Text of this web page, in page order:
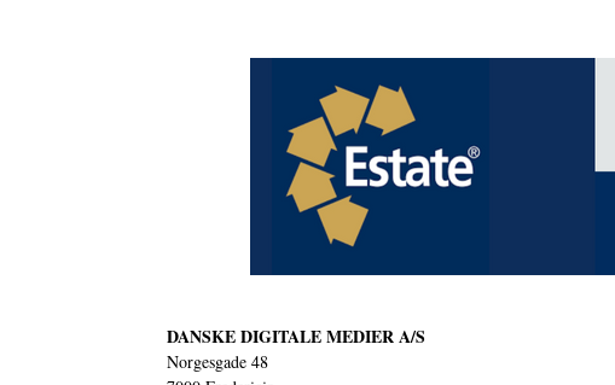
DANSKE DIGITALE MEDIER A/S
Norgesgade 48